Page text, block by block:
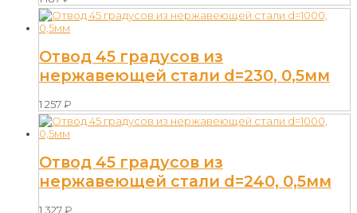
Отвод 45 градусов из
нержавеющей стали d=230, 0,5мм
1 257₽
Отвод 45 градусов из
нержавеющей стали d=240, 0,5мм
1 327₽